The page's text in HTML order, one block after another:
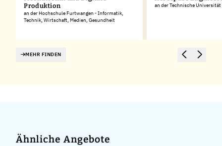
Produktion
an der Hochschule Furtwangen - Informatik,
Technik, Wirtschaft, Medien, Gesundheit
an der Technische
MEHR FINDEN
Ähnliche Angebote